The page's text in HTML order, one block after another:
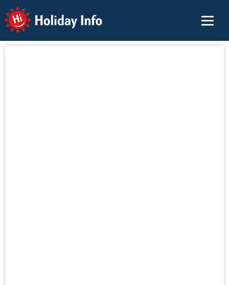
Holiday Info